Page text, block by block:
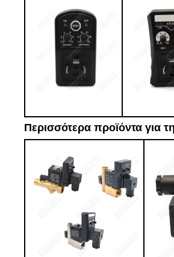
Περισσότερα προϊόντα για